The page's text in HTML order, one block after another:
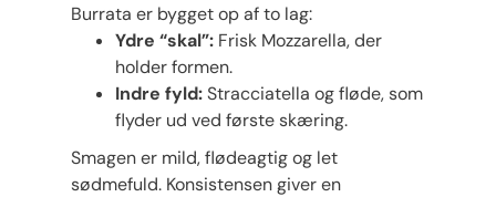
Burrata er bygget op af to lag:
Ydre “skal”: Frisk Mozzarella, der
holder formen.
Indre fyld:Stracciatella og fløde, som
flyder ud ved første skæring.
Smagen er mild, flødeagtig og let
sødmefuld. Konsistensen giver en